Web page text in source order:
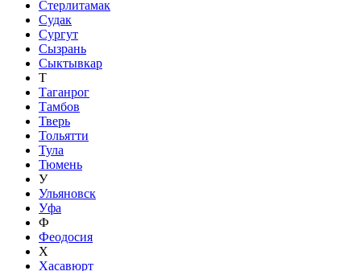
Стерлитамак
Судак
Сургут
Сызрань
Сыктывкар
Т
Таганрог
Тамбов
Тверь
Тольятти
Тула
Тюмень
У
Ульяновск
Уфа
Ф
Феодосия
Х
Хасавюрт